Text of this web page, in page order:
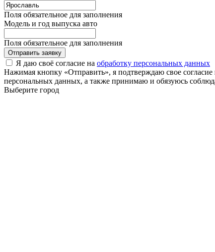
Поля обязательное для заполнения
Модель и год выпуска авто
Поля обязательное для заполнения
Отправить заявку
Я даю своё согласие на обработку персональных данных
Нажимая кнопку «Отправить», я подтверждаю свое
персональных данных, а также принимаю и обязуюсь
Выберите город